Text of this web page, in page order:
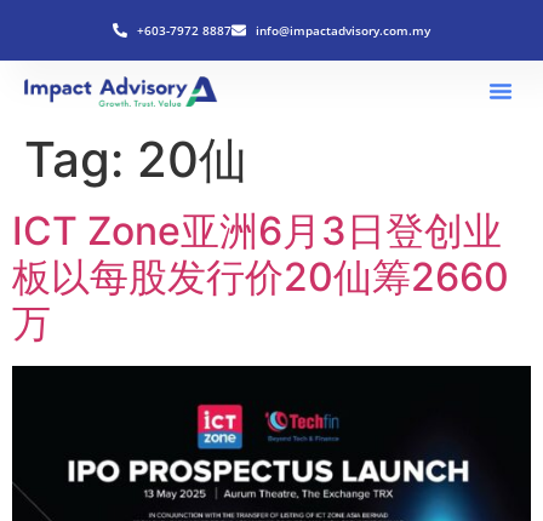
+603-7972 8887 info@impactadvisory.com.my
Tag: 20仙
ICT Zone亚洲6月3日登创业
板以每股发行价20仙筹2660
万